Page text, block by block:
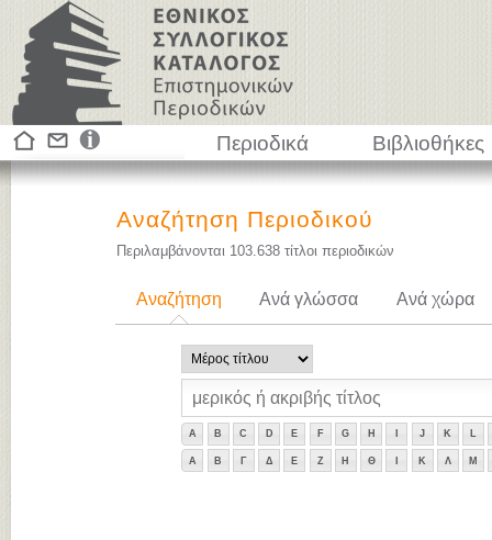
Περιοδικά Βιβλιοθήκες
Αναζήτηση Περιοδικού
Περιλαμβάνονται 103.638 τίτλοι περιοδικών
Αναζήτηση Ανά γλώσσα Ανά χώρα
A B C D E F G H J K L
Α Β Γ Δ Ε Ζ Η Θ Κ Λ Μ